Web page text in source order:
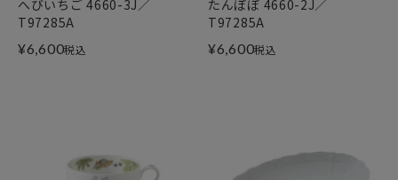
へびいちご 4660-3J／
T97285A
¥6,600税込
たんぽぽ 4660-2J／
T97285A
¥6,600税込